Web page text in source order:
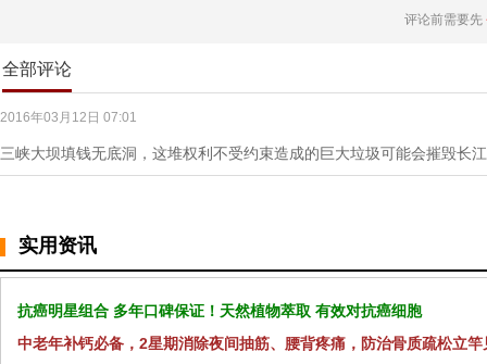
评论前需要先
全部评论
2016年03月12日 07:01
三峡大坝填钱无底洞，这堆权利不受约束造成的巨大垃圾可能会摧毁长
实用资讯
抗癌明星组合 多年口碑保证！天然植物萃取 有效对抗癌细胞
中老年补钙必备，2星期消除夜间抽筋、腰背疼痛，防治骨质疏松立竿